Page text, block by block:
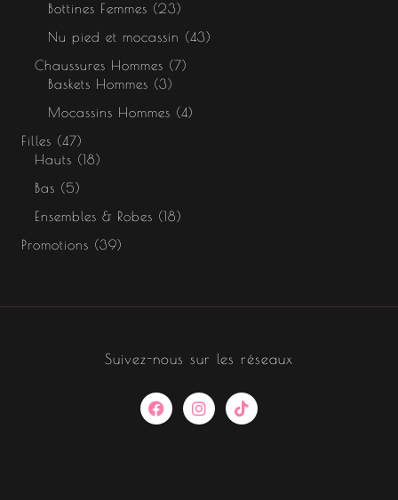
Bottines Femmes
23
Nu pied et mocassin
43
Chaussures Hommes
7
Baskets Hommes
3
Mocassins Hommes
4
Filles
47
Hauts
18
Bas
5
Ensembles & Robes
18
Promotions
39
Suivez-nous sur les réseaux
F
a
c
I
n
s
T
i
k